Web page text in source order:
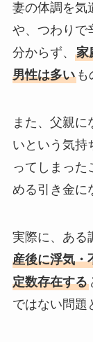
妻の体調を気
や、つわりで
分からず、 家
男性は多いも
また、父親
いという気持
ってしまった
める引き金に
実際に、ある
産後に浮気・
定数存在する
ではない問題